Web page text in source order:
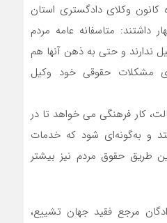
کانون وکلای دادگستری استان
داشتند: متاسفانه عامه مردم
ندارند و حتی به ذهن آنها هم
مشکلات حقوقی خود وکیل
کار فرهنگی می خواهد تا در
و به‌گونه‌ای شود که خدمات
طریق حقوق مردم نیز بیشتر
مرجع فقید جهان تشییع،